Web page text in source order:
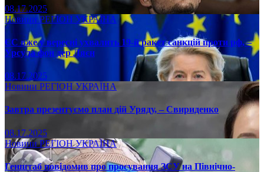
08.17.2025
НовиниРЕГІОН УКРАЇНА
ЄС вже у вересні ухвалить 19-й ракет санкцій проти рф, –
Урсула фон дер Ляєн
08.17.2025
Новини РЕГІОН УКРАЇНА
Завтра презентуємо план дій Уряду, – Свириденко
08.17.2025
НовиниРЕГІОНУКРАЇНА
Генштаб повідомив про просування ЗСУ на Північно-